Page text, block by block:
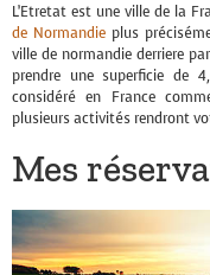
L’Etretat est une ville de la
de Normandieplus
ville de normandiederriere
prendre une superficie de
considéré en France
plusieurs activités rendront
Mes